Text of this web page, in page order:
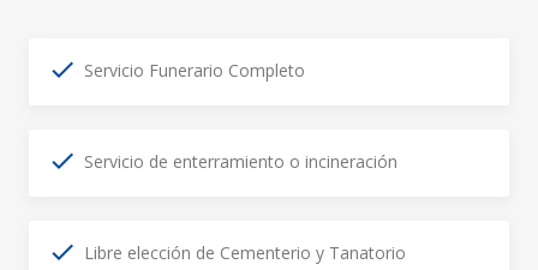
Servicio Funerario Completo
Servicio de enterramiento o incineración
Libre elección de Cementerio y Tanatorio